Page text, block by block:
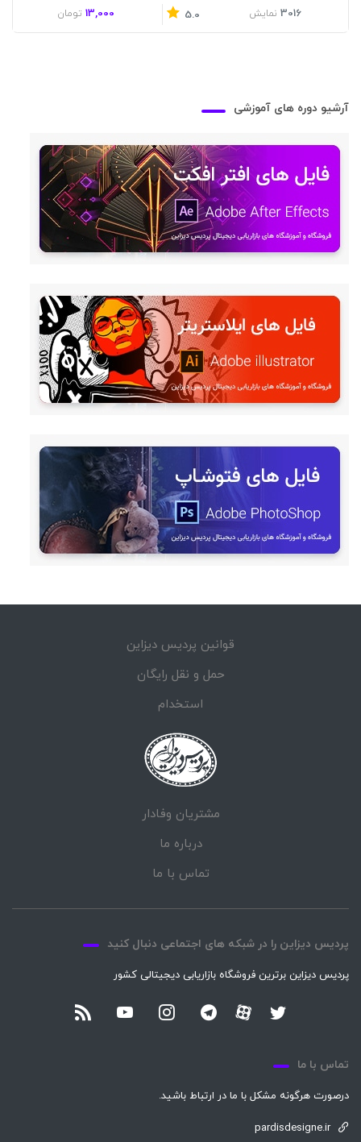
3016 نمایش 5.0
13,000 تومان
آرشیو دوره های آموزشی
قوانین پردیس دیزاین
حمل و نقل رایگان
استخدام
مشتریان وفادار
درباره ما
تماس با ما
پردیس دیزاین را در شبکه های اجتماعی دنبال کنید
پردیس دیزاین برترین فروشگاه بازاریابی دیجیتالی کشور
تماس با ما
درصورت هرگونه مشکل با ما در ارتباط باشید.
pardisdesigne.ir